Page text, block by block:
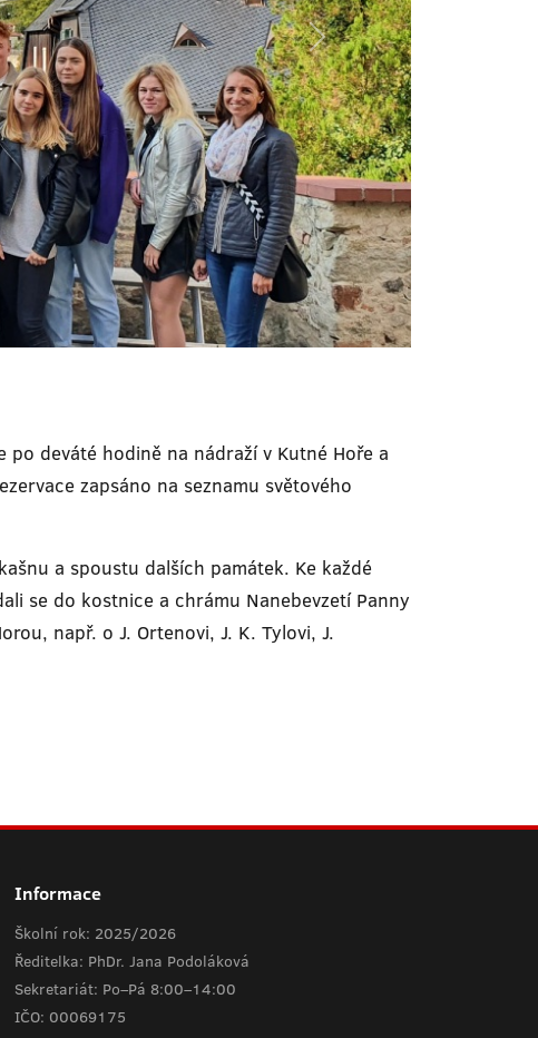
deváté hodině na nádraží v Kutné Hoře a
zapsáno na seznamu světového
a spoustu dalších památek. Ke každé
se do kostnice a chrámu Nanebevzetí Panny
např. o J. Ortenovi, J. K. Tylovi, J.
Informace
Školní rok: 2025/2026
Ředitelka: PhDr. Jana Podoláková
Sekretariát: Po–Pá 8:00–14:00
IČO: 00069175